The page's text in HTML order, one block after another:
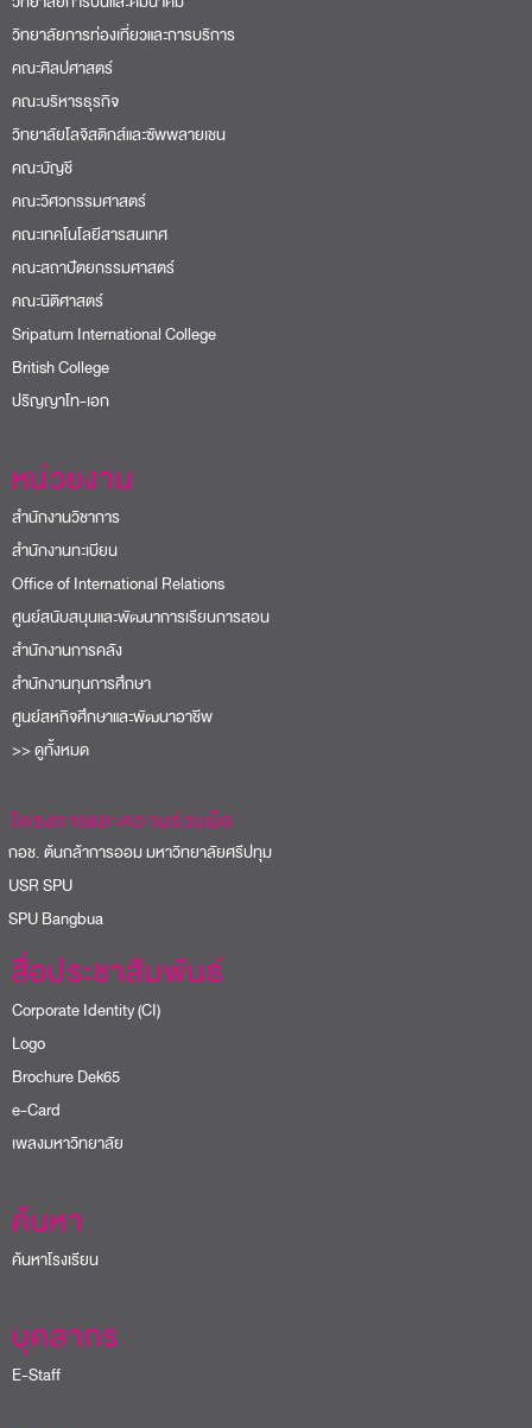
วิทยาลัยการท่องเที่ยวและการบริการ
คณะศิลปศาสตร์
คณะบริหารธุรกิจ
วิทยาลัยโลจิสติกส์และซัพพลายเชน
คณะบัญชี
คณะวิศวกรรมศาสตร์
คณะเทคโนโลยีสารสนเทศ
คณะสถาปัตยกรรมศาสตร์
คณะนิติศาสตร์
Sripatum International College
British College
ปริญญาโท-เอก
หน่วยงาน
สำนักงานวิชาการ
สำนักงานทะเบียน
Office of International Relations
ศูนย์สนับสนุนและพัฒนาการเรียนการสอน
สำนักงานการคลัง
สำนักงานทุนการศึกษา
ศูนย์สหกิจศึกษาและพัฒนาอาชีพ
>> ดูทั้งหมด
โครงการและความร่วมมือ
ช. ต้นกล้าการออม มหาวิทยาลัยศรีปทุม
SPU
Bangbua
สื่อประชาสัมพันธ์
Corporate Identity (CI)
Logo
Brochure Dek65
e-Card
เพลงมหาวิทยาลัย
ค้นหา
ค้นหาโรงเรียน
บุคลากร
E-Staff